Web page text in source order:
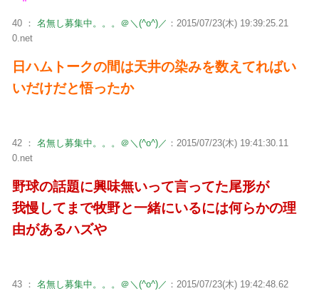
40 ： 名無し募集中。。。＠＼(^o^)／ ：2015/07/23(木) 19:39:25.21
0.net
日ハムトークの間は天井の染みを数えてればい
いだけだと悟ったか
42 ： 名無し募集中。。。＠＼(^o^)／ ：2015/07/23(木) 19:41:30.11
0.net
野球の話題に興味無いって言ってた尾形が
我慢してまで牧野と一緒にいるには何らかの理
由があるハズや
43 ： 名無し募集中。。。＠＼(^o^)／ ：2015/07/23(木) 19:42:48.62